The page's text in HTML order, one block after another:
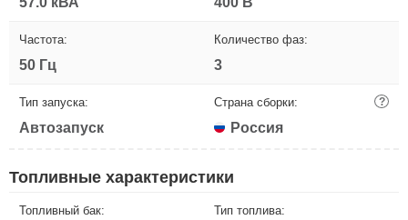
Частота:
50 Гц
Количество фаз:
3
Тип запуска:
Автозапуск
Страна сборки: ?
Россия
Топливные характеристики
Топливный бак: Тип топлива: